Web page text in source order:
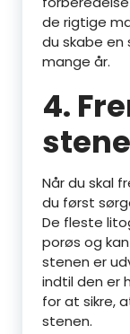
de rigtige
du skabe en
mange år.
4.
Når du skal
du først
De fleste
porøs og
stenen er
indtil den er
for at sikre,
stenen.